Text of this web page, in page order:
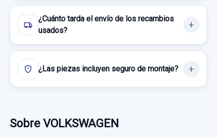
¿Cuánto tarda el envío de los recambios
usados?
¿Las piezas incluyen seguro de montaje?
Sobre VOLKSWAGEN